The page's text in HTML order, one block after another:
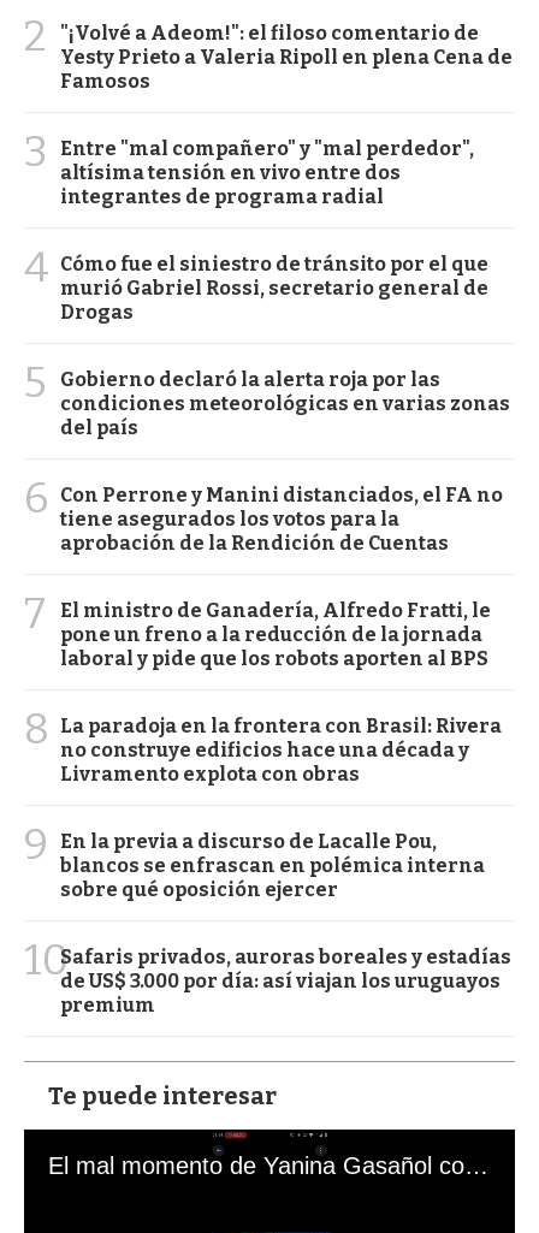
2
"¡Volvé a Adeom!": el filoso comentario de
Yesty Prieto a Valeria Ripoll en plena Cena de
Famosos
3
Entre "mal compañero" y "mal perdedor",
altísima tensión en vivo entre dos
integrantes de programa radial
4 Cómo fue el siniestro de tránsito por el que
murió Gabriel Rossi, secretario general de
Drogas
5
Gobierno declaró la alerta roja por las
condiciones meteorológicas en varias zonas
del país
6
Con Perrone y Manini distanciados, el FA no
tiene asegurados los votos para la
aprobación de la Rendición de Cuentas
7
El ministro de Ganadería, Alfredo Fratti, le
pone un freno a la reducción de la jornada
laboral y pide que los robots aporten al BPS
8
La paradoja en la frontera con Brasil: Rivera
no construye edificios hace una década y
Livramento explota con obras
9
En la previa a discurso de Lacalle Pou,
blancos se enfrascan en polémica interna
sobre qué oposición ejercer
10Safaris privados, auroras boreales y estadías
de US$ 3.000 por día: así viajan los uruguayos
premium
Te puede interesar
El mal momento de Yanina Gasañol con un hincha argentino en "Subrayado"